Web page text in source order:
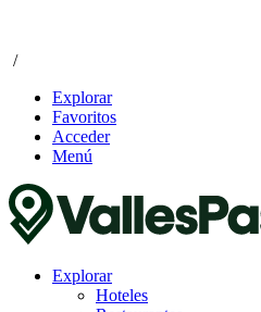
/
Explorar
Favoritos
Acceder
Menú
Explorar
Hoteles